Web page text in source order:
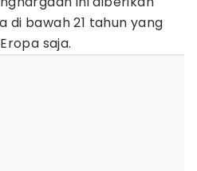
di bawah 21 tahun yang
saja.